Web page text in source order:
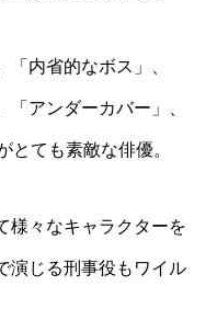
内省的なボス」、
「アンダーカバー」、
とても素敵な俳優。
様々なキャラクターを
演じる刑事役もワイル